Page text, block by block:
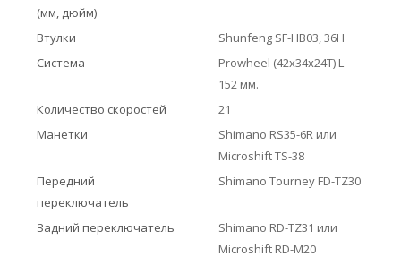
(мм, дюйм)
Втулки
Shunfeng SF-HB03, 36H
Система
Prowheel (42x34x24T) L-
152 мм.
Количество скоростей
21
Манетки
Shimano RS35-6R или
Microshift TS-38
Передний
переключатель
Shimano Tourney FD-TZ30
Задний переключатель
Shimano RD-TZ31 или
Microshift RD-M20